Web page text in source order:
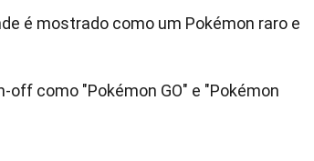
é mostrado como um Pokémon raro e
como "Pokémon GO" e "Pokémon